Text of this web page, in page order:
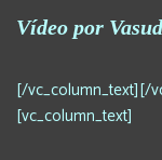
Vídeo por
[/vc_column_text][/
[vc_column_text]